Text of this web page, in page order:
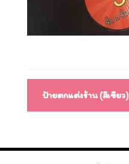
เรื่องป้ายตกแต่งร้าน (สีเขียว)